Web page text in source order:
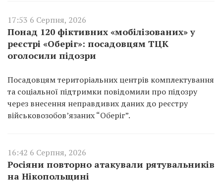
17:53 6 Серпня, 2026
Понад 120 фіктивних «мобілізованих» у
реєстрі «Оберіг»: посадовцям ТЦК
оголосили підозри
Посадовцям територіальних центрів комплектування
та соціальної підтримки повідомили про підозру
через внесення неправдивих даних до реєстру
військовозобов’язаних “Оберіг”.
16:42 6 Серпня, 2026
Росіяни повторно атакували рятувальників
на Нікопольщині